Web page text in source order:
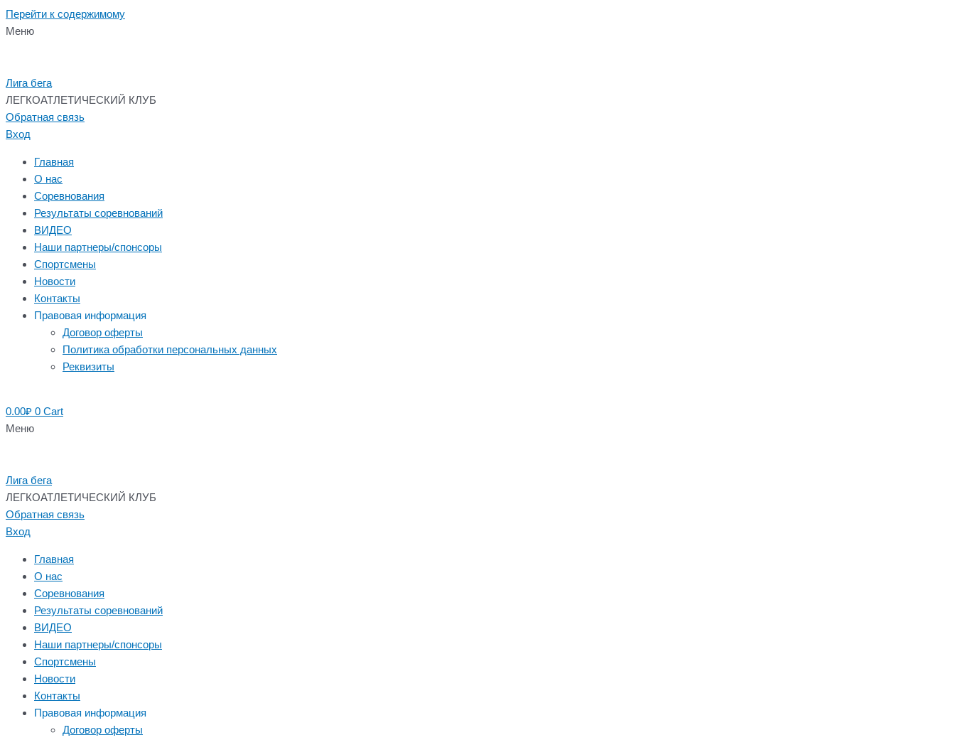
Перейти к содержимому
Меню
Лига бега
ЛЕГКОАТЛЕТИЧЕСКИЙ КЛУБ
Обратная связь
Вход
Главная
О нас
Соревнования
Результаты соревнований
ВИДЕО
Наши партнеры/спонсоры
Спортсмены
Новости
Контакты
Правовая информация
Договор оферты
Политика обработки персональных данных
Реквизиты
0.00₽ 0 Cart
Меню
Лига бега
ЛЕГКОАТЛЕТИЧЕСКИЙ КЛУБ
Обратная связь
Вход
Главная
О нас
Соревнования
Результаты соревнований
ВИДЕО
Наши партнеры/спонсоры
Спортсмены
Новости
Контакты
Правовая информация
Договор оферты